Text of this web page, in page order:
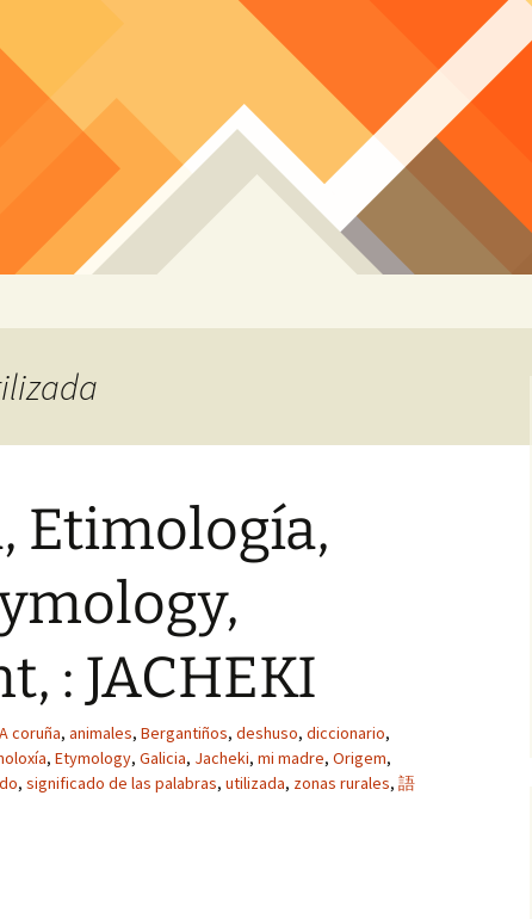
Etimología,
: JACHEKI
A coruña, animales, Bergantiños, deshuso, diccionario,
, Etymology, Galicia, Jacheki, mi madre, Origem,
, significado de las palabras, utilizada, zonas rurales, 語